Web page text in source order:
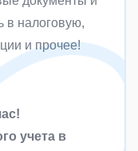
в налоговую,
и прочее!
учета в